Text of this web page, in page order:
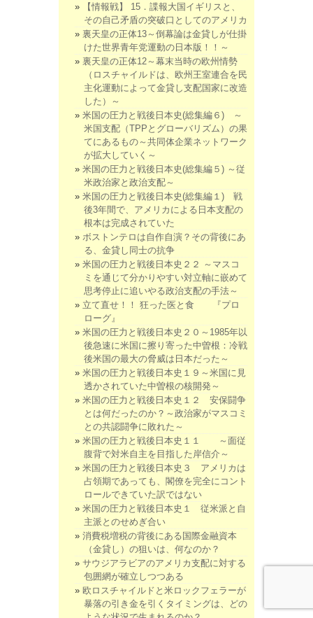
【情報戦】 15．諜報大国イギリスと、
その自己矛盾の突破口としてのアメリカ
裏天皇の正体13～倒幕論は金貸しが仕掛
けた世界青年党運動の日本版！！～
裏天皇の正体12～幕末当時の欧州情勢
（ロスチャイルドは、欧州王室連合を民
主化運動によって金貸し支配国家に改造
した）～
米国の圧力と戦後日本史(総集編６) ～
米国支配（TPPとグローバリズム）の果
てにあるもの～共同体企業ネットワーク
が拡大していく～
米国の圧力と戦後日本史(総集編５) ～従
米政治家と政治支配～
米国の圧力と戦後日本史(総集編１) 戦
後3年間で、アメリカによる日本支配の
根本は完成されていた
ボストンテロは自作自演？その背後にあ
る、金貸し同士の抗争
米国の圧力と戦後日本史２２ ～マスコ
ミを通じて分かりやすい対立軸に嵌めて
思考停止に追いやる政治支配の手法～
立て直せ！！ 狂った医と食 『プロ
ローグ』
米国の圧力と戦後日本史２０～1985年以
後急速に米国に擦り寄った中曽根：冷戦
後米国の最大の脅威は日本だった～
米国の圧力と戦後日本史１９～米国に見
透かされていた中曽根の核開発～
米国の圧力と戦後日本史１２ 安保闘争
とは何だったのか？～政治家がマスコミ
との共認闘争に敗れた～
米国の圧力と戦後日本史１１ ～面従
腹背で対米自主を目指した岸信介～
米国の圧力と戦後日本史３ アメリカは
占領期であっても、閣僚を完全にコント
ロールできていた訳ではない
米国の圧力と戦後日本史１ 従米派と自
主派とのせめぎ合い
消費税増税の背後にある国際金融資本
（金貸し）の狙いは、何なのか？
サウジアラビアのアメリカ支配に対する
包囲網が確立しつつある
欧ロスチャイルドと米ロックフェラーが
暴落の引き金を引くタイミングは、どの